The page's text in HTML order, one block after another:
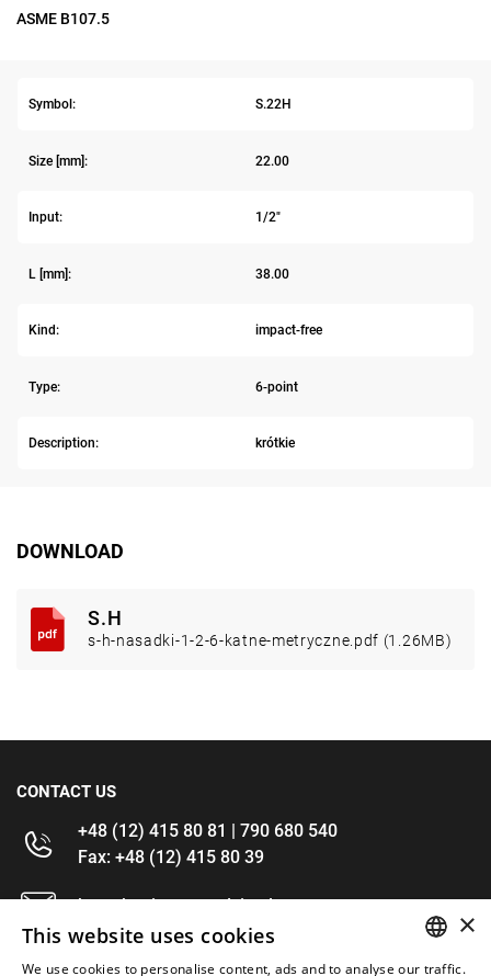
ASME B107.5
Symbol: S.22H
Size [mm]: 22.00
Input: 1/2"
L [mm]: 38.00
Kind: impact-free
Type: 6-point
Description: krótkie
DOWNLOAD
S.H
s-h-nasadki-1-2-6-katne-metryczne.pdf (1.26MB)
CONTACT US
+48 (12) 415 80 81 | 790 680 540
Fax: +48 (12) 415 80 39
kontakt@im-narzedzia.pl
INFORMATIONS
×
This website uses cookies
We use cookies to personalise content, ads and to analyse our traffic.